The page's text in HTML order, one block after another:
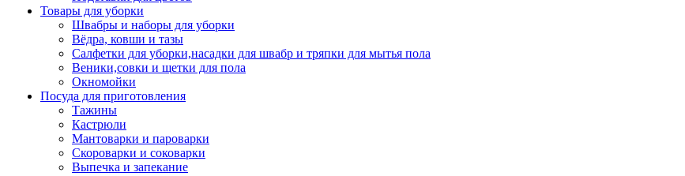
Товары для уборки
Швабры и наборы для уборки
Вёдра, ковши и тазы
Салфетки для уборки,насадки для швабр и тряпки для мытья пола
Веники,совки и щетки для пола
Окномойки
Посуда для приготовления
Тажины
Кастрюли
Мантоварки и пароварки
Скороварки и соковарки
Выпечка и запекание